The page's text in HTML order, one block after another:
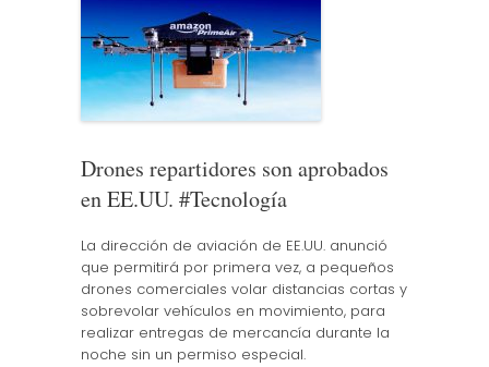
Drones repartidores son aprobados
en EE.UU. #Tecnología
La dirección de aviación de EE.UU. anunció
que permitirá por primera vez, a pequeños
drones comerciales volar distancias cortas y
sobrevolar vehículos en movimiento, para
realizar entregas de mercancía durante la
noche sin un permiso especial.